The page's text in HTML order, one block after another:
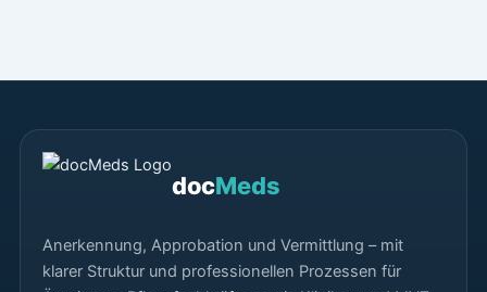
docMeds
Anerkennung, Approbation und Vermittlung – mit
klarer Struktur und professionellen Prozessen für